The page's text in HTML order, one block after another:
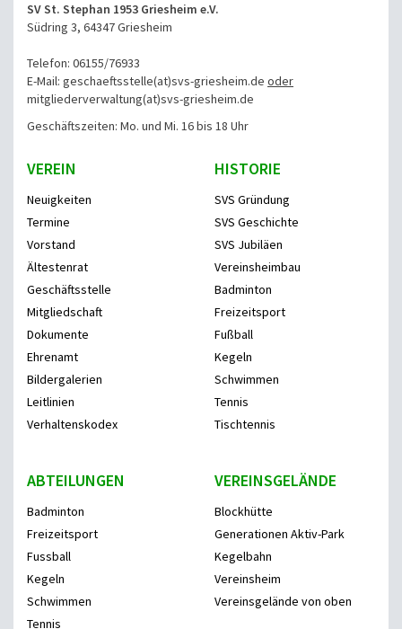
SV St. Stephan 1953 Griesheim e.V.
Südring 3, 64347 Griesheim
Telefon: 06155/76933
E-Mail: geschaeftsstelle(at)svs-griesheim.de oder
mitgliederverwaltung(at)svs-griesheim.de
Geschäftszeiten: Mo. und Mi. 16 bis 18 Uhr
VEREIN
Neuigkeiten
Termine
Vorstand
Ältestenrat
Geschäftsstelle
Mitgliedschaft
Dokumente
Ehrenamt
Bildergalerien
Leitlinien
Verhaltenskodex
HISTORIE
SVS Gründung
SVS Geschichte
SVS Jubiläen
Vereinsheimbau
Badminton
Freizeitsport
Fußball
Kegeln
Schwimmen
Tennis
Tischtennis
ABTEILUNGEN
Badminton
Freizeitsport
Fussball
Kegeln
Schwimmen
Tennis
VEREINSGELÄNDE
Blockhütte
Generationen Aktiv-Park
Kegelbahn
Vereinsheim
Vereinsgelände von oben